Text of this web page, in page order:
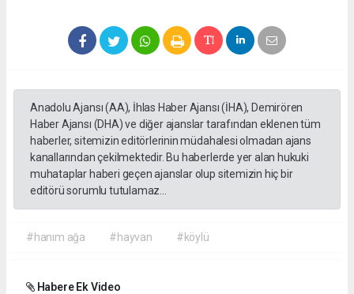
Anadolu Ajansı (AA), İhlas Haber Ajansı (İHA), Demirören
Haber Ajansı (DHA) ve diğer ajanslar tarafından eklenen tüm
haberler, sitemizin editörlerinin müdahalesi olmadan ajans
kanallarından çekilmektedir. Bu haberlerde yer alan hukuki
muhataplar haberi geçen ajanslar olup sitemizin hiç bir
editörü sorumlu tutulamaz...
#hanım ağa #hayvan #köylü
Habere Ek Video